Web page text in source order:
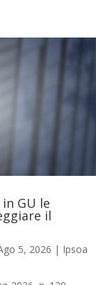
GU le
il
5, 2026 | Ipsoa